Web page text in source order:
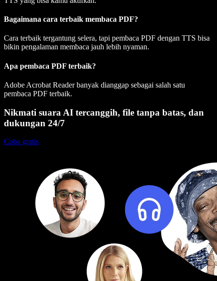
Bagaimana cara terbaik membaca PDF?
Cara terbaik tergantung selera, tapi pembaca PDF dengan TTS bisa
bikin pengalaman membaca jauh lebih nyaman.
Apa pembaca PDF terbaik?
Adobe Acrobat Reader banyak dianggap sebagai salah satu
pembaca PDF terbaik.
Nikmati suara AI tercanggih, file tanpa batas, dan
dukungan 24/7
Coba gratis